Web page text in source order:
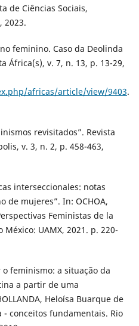
de Ciências Sociais,
2023.
feminino. Caso da Deolinda
África(s), v. 7, n. 13, p. 13-29,
africas/article/view/9403.
revisitados”. Revista
v. 3, n. 2, p. 458-463,
interseccionales: notas
de mujeres”. In: OCHOA,
Feministas de la
UAMX, 2021. p. 220-
o feminismo: a situação da
a partir de uma
Heloísa Buarque de
conceitos fundamentais. Rio